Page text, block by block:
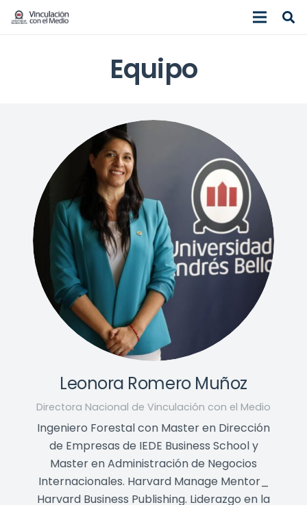
Equipo
Leonora Romero Muñoz
Directora Nacional de Vinculación con el Medio
Ingeniero Forestal con Master en Dirección
de Empresas de IEDE Business School y
Master en Administración de Negocios
Internacionales. Harvard Manage Mentor_
Harvard Business Publishing. Liderazgo en la